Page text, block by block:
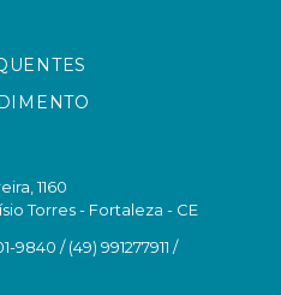
1160
Torres - Fortaleza - CE
9840 / (49) 991277911 /